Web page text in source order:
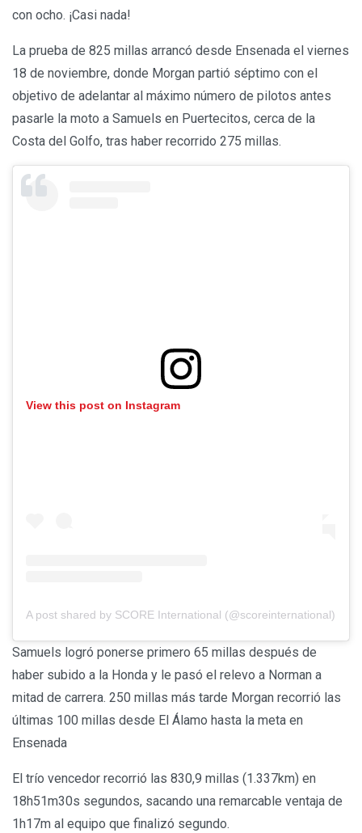
con ocho. ¡Casi nada!
La prueba de 825 millas arrancó desde Ensenada el viernes
18 de noviembre, donde Morgan partió séptimo con el
objetivo de adelantar al máximo número de pilotos antes
pasarle la moto a Samuels en Puertecitos, cerca de la
Costa del Golfo, tras haber recorrido 275 millas.
View this post on Instagram
A post shared by SCORE International (@scoreinternational)
Samuels logró ponerse primero 65 millas después de
haber subido a la Honda y le pasó el relevo a Norman a
mitad de carrera. 250 millas más tarde Morgan recorrió las
últimas 100 millas desde El Álamo hasta la meta en
Ensenada
El trío vencedor recorrió las 830,9 millas (1.337km) en
18h51m30s segundos, sacando una remarcable ventaja de
1h17m al equipo que finalizó segundo.